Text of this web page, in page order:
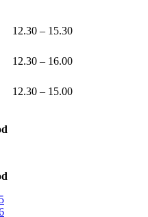
12.30 – 15.30
12.30 – 16.00
12.30 – 15.00